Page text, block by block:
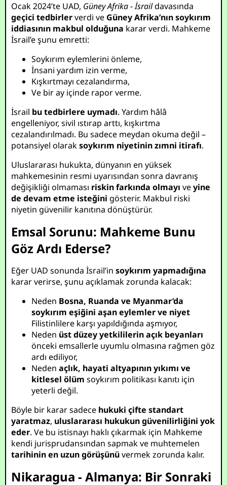
Ocak 2024’te UAD, Güney Afrika - İsraildavasında
geçici tedbirlerverdi ve Güney Afrika’nın soykırım
iddiasının makbul olduğuna karar verdi. Mahkeme
İsrail’e şunu emretti:
Soykırım eylemlerini önleme,
İnsani yardım izin verme,
Kışkırtmayı cezalandırma,
Ve bir ay içinde rapor verme.
İsrail bu tedbirlere uymadı. Yardım hâlâ
engelleniyor, sivil ıstırap arttı, kışkırtma
cezalandırılmadı. Bu sadece meydan okuma değil –
potansiyel olaraksoykırım niyetinin zımni itirafı.
Uluslararası hukukta, dünyanın en yüksek
mahkemesinin resmi uyarısından sonra davranış
değişikliği olmaması riskin farkında olmayı veyine
de devam etme isteğini gösterir. Makbul riski
niyetin güvenilir kanıtına dönüştürür.
Emsal Sorunu: Mahkeme Bunu
Göz Ardı Ederse?
Eğer UAD sonunda İsrail’insoykırım yapmadığına
karar verirse, şunu açıklamak zorunda kalacak:
Neden Bosna, Ruanda ve Myanmar’da
soykırım eşiğini aşan eylemler ve niyet
Filistinlilere karşı yapıldığında aşmıyor,
Neden üst düzey yetkililerin açık beyanları
önceki emsallerle uyumlu olmasına rağmen göz
ardı ediliyor,
Nedenaçlık, hayati altyapının yıkımı ve
kitlesel ölüm soykırım politikası kanıtı için
yeterli değil.
Böyle bir karar sadece hukuki çifte standart
yaratmaz, uluslararası hukukun güvenilirliğini yok
eder. Ve bu istisnayı haklı çıkarmak için Mahkeme
kendi jurisprudansından sapmak ve muhtemelen
tarihinin en uzun görüşünüvermek zorunda kalır.
Nikaragua - Almanya: Bir Sonraki